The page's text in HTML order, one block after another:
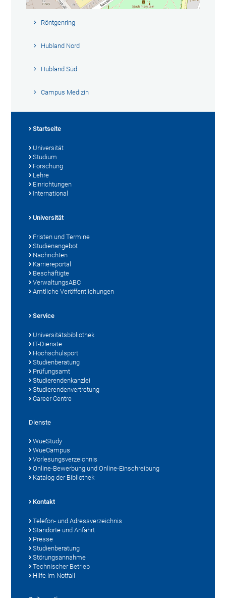
Röntgenring
Hubland Nord
Hubland Süd
Campus Medizin
Startseite
Universität
Studium
Forschung
Lehre
Einrichtungen
International
Universität
Fristen und Termine
Studienangebot
Nachrichten
Karriereportal
Beschäftigte
VerwaltungsABC
Amtliche Veröffentlichungen
Service
Universitätsbibliothek
IT-Dienste
Hochschulsport
Studienberatung
Prüfungsamt
Studierendenkanzlei
Studierendenvertretung
Career Centre
Dienste
WueStudy
WueCampus
Vorlesungsverzeichnis
Online-Bewerbung und Online-Einschreibung
Katalog der Bibliothek
Kontakt
Telefon- und Adressverzeichnis
Standorte und Anfahrt
Presse
Studienberatung
Störungsannahme
Technischer Betrieb
Hilfe im Notfall